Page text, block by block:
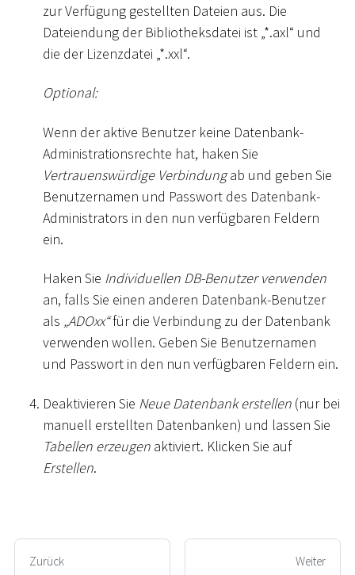
zur Verfügung gestellten Dateien aus. Die
Dateiendung der Bibliotheksdatei ist „*.axl“ und
die der Lizenzdatei „*.xxl“.
Optional:
Wenn der aktive Benutzer keine Datenbank-
Administrationsrechte hat, haken Sie
Vertrauenswürdige Verbindungab und geben Sie
Benutzernamen und Passwort des Datenbank-
Administrators in den nun verfügbaren Feldern
ein.
Haken Sie Individuellen DB-Benutzer verwenden
an, falls Sie einen anderen Datenbank-Benutzer
als „ADOxx“für die Verbindung zu der Datenbank
verwenden wollen. Geben Sie Benutzernamen
und Passwort in den nun verfügbaren Feldern ein.
Deaktivieren Sie Neue Datenbank erstellen (nur bei
manuell erstellten Datenbanken) und lassen Sie
Tabellen erzeugen aktiviert. Klicken Sie auf
Erstellen.
Zurück Weiter